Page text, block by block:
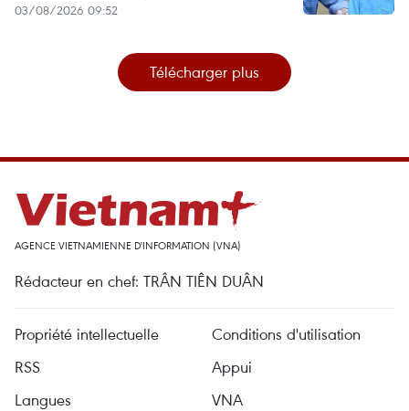
03/08/2026 09:52
Télécharger plus
AGENCE VIETNAMIENNE D'INFORMATION (VNA)
Rédacteur en chef: TRÂN TIÊN DUÂN
Propriété intellectuelle
Conditions d'utilisation
RSS
Appui
Langues
VNA